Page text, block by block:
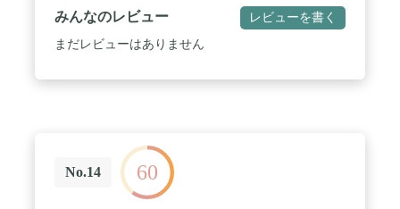
故障が発生したとしても保証の対象外となります。
予めご了承ください。 / 【太陽光充電対応】ソーラ
ー充電を利用するとスマートウォッチモードでバッ
マートウォッチとしても活躍】Suica対応 / スマート
フォンからの通知 / 多くのスポーツアクティビティ
機能 / 多くの健康管理機能 / GPS, GLONASS,
Galileo, みちびき 複数の衛星システムを受信 / ナビ
みんなのレビュー レビューを書く
まだレビューはありません
No.14 60